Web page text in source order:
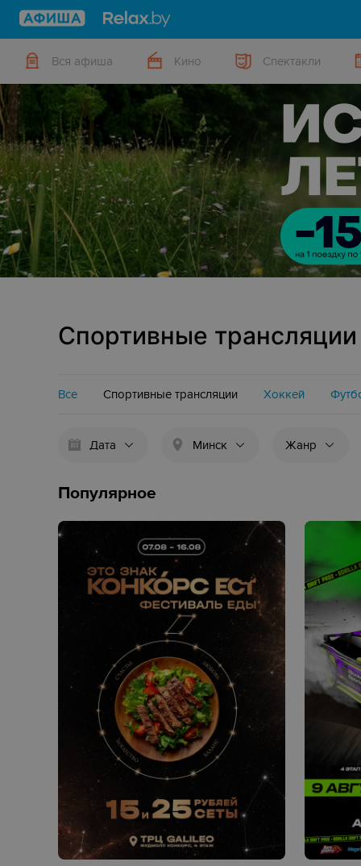
Вся афиша Кино Спектакли
Спортивные
Все Спортивные трансляции Хоккей
Дата Минск Жанр
Популярное